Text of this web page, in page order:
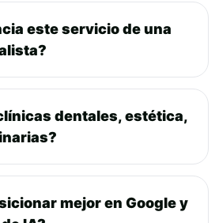
este servicio de una
dentales, estética,
mejor en Google y